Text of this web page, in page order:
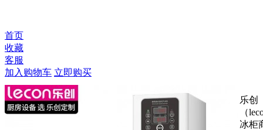
首页
收藏
客服
加入购物车 立即购买
乐创
（
冰柜